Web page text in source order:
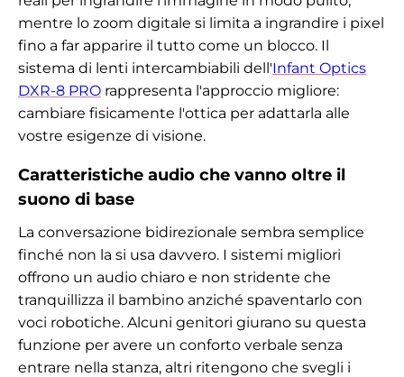
mentre lo zoom digitale si limita a ingrandire i pixel
fino a far apparire il tutto come un blocco. Il
sistema di lenti intercambiabili dell'Infant Optics
DXR-8 PRO rappresenta l'approccio migliore:
cambiare fisicamente l'ottica per adattarla alle
vostre esigenze di visione.
Caratteristiche audio che vanno oltre il
suono di base
La conversazione bidirezionale sembra semplice
finché non la si usa davvero. I sistemi migliori
offrono un audio chiaro e non stridente che
tranquillizza il bambino anziché spaventarlo con
voci robotiche. Alcuni genitori giurano su questa
funzione per avere un conforto verbale senza
entrare nella stanza, altri ritengono che svegli i